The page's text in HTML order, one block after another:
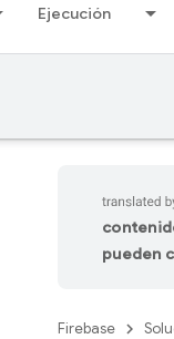
Ejecución
pueden
Firebase